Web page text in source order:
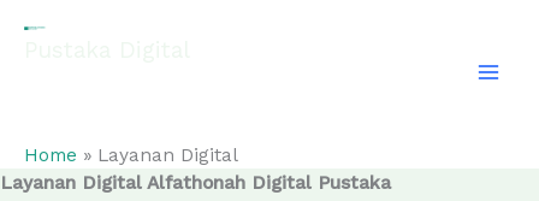
Home
Layanan Digital
Layanan Digital Alfathonah Digital Pustaka